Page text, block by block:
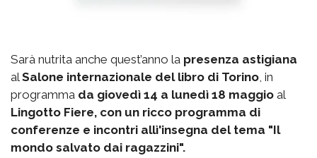
Sarà nutrita anche quest’anno la presenza astigiana
al Salone internazionale del libro di Torino , in
programma da giovedì 14 a lunedì 18 maggio al
Lingotto Fiere, con un ricco programma di
conferenze e incontri allì'insegna del tema "Il
mondo salvato dai ragazzini".